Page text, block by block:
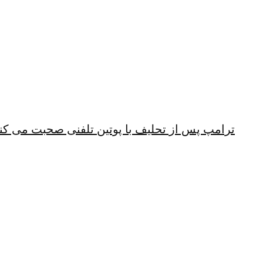
ترامپ پس از تحلیف با پوتین تلفنی صحبت می